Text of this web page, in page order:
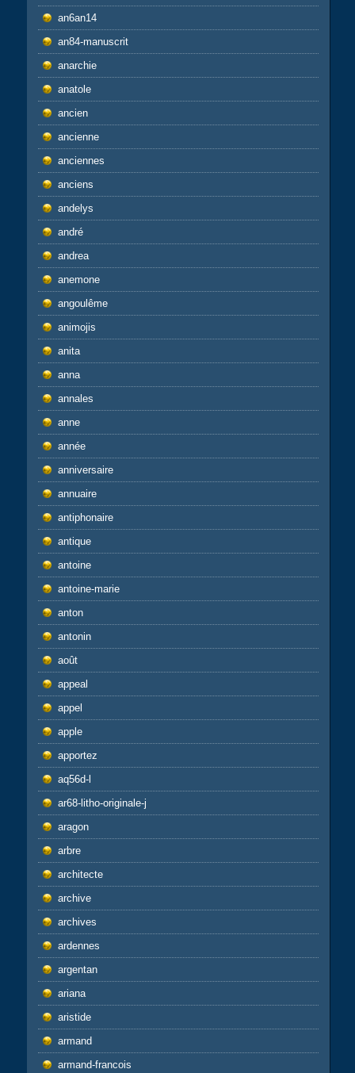
an6an14
an84-manuscrit
anarchie
anatole
ancien
ancienne
anciennes
anciens
andelys
andré
andrea
anemone
angoulême
animojis
anita
anna
annales
anne
année
anniversaire
annuaire
antiphonaire
antique
antoine
antoine-marie
anton
antonin
août
appeal
appel
apple
apportez
aq56d-l
ar68-litho-originale-j
aragon
arbre
architecte
archive
archives
ardennes
argentan
ariana
aristide
armand
armand-francois